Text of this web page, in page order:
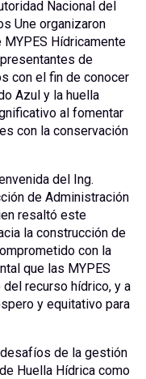
Nacional del
Une organizaron
Hídricamente
de
con el fin de conocer
Azul y la huella
al fomentar
con la conservación
del Ing.
de Administración
resaltó este
la construcción de
con la
que las MYPES
recurso hídrico, y a
y equitativo para
de la gestión
Huella Hídrica como